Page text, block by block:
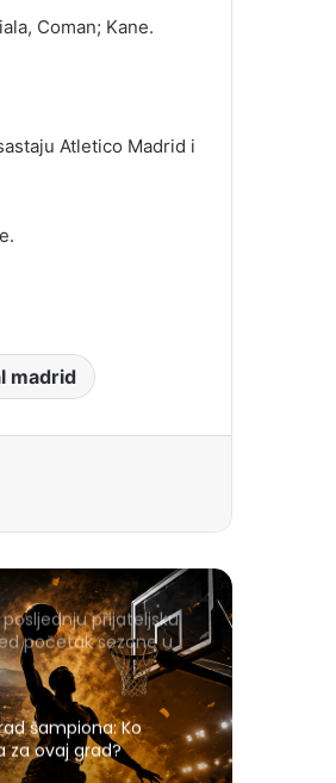
Coman; Kane.
Atletico Madrid i
madrid
prijateljsku
početak sezone u
šampiona: Ko
za ovaj grad?